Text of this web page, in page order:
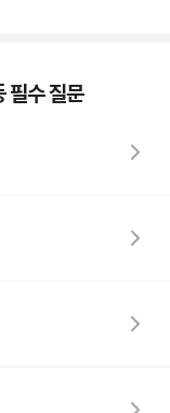
필수 질문